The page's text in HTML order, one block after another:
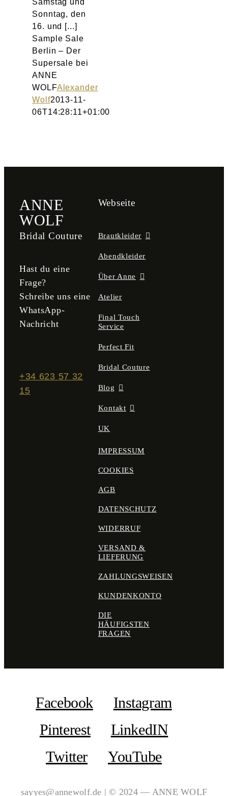
Samstag und
Sonntag, den
16. und [...]
Sample Sale
Berlin – Der
Supersale bei
ANNE
WOLFAlexander
Wolf2013-11-
06T14:28:11+01:00
ANNE
WOLF
Bridal Couture
Hast du eine
Frage?
Schreibe uns eine
WhatsApp-
Nachricht
+34 623 57 32
15
Webseite
Brautkleider
Abendkleider
Über Anne
Atelier
Final Touch
Service
Perfect Fit
Bridal Couture
Blog
Kontakt
UK
IMPRESSUM
COOKIES
AGB
DATENSCHUTZ
WIDERRUF
VERSAND &
LIEFERUNG
ZAHLUNGSWEISEN
KUNDENKONTO
DIE
HÄUFIGSTEN
FRAGEN
Facebook
Instagram
Pinterest
LinkedIN
Twitter
YouTube
sayyes@annewolf.de | © 2024 — ANNE WOLF